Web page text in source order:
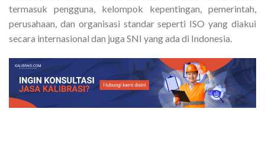
termasuk pengguna, kelompok kepentingan, pemerintah,
perusahaan, dan organisasi standar seperti ISO yang diakui
secara internasional dan juga SNI yang ada di Indonesia.